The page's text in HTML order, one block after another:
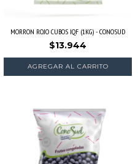
MORRON ROJO CUBOS IQF (1KG) - CONOSUD
$13.944
AGREGAR AL CARRITO